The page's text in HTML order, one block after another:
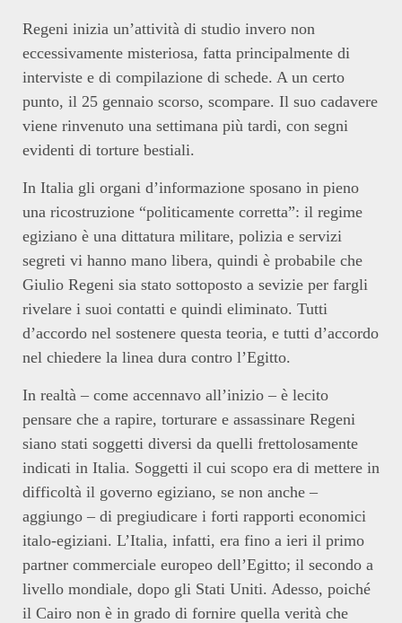
Regeni inizia un’attività di studio invero non
eccessivamente misteriosa, fatta principalmente di
interviste e di compilazione di schede. A un certo
punto, il 25 gennaio scorso, scompare. Il suo cadavere
viene rinvenuto una settimana più tardi, con segni
evidenti di torture bestiali.
In Italia gli organi d’informazione sposano in pieno
una ricostruzione “politicamente corretta”: il regime
egiziano è una dittatura militare, polizia e servizi
segreti vi hanno mano libera, quindi è probabile che
Giulio Regeni sia stato sottoposto a sevizie per fargli
rivelare i suoi contatti e quindi eliminato. Tutti
d’accordo nel sostenere questa teoria, e tutti d’accordo
nel chiedere la linea dura contro l’Egitto.
In realtà – come accennavo all’inizio – è lecito
pensare che a rapire, torturare e assassinare Regeni
siano stati soggetti diversi da quelli frettolosamente
indicati in Italia. Soggetti il cui scopo era di mettere in
difficoltà il governo egiziano, se non anche –
aggiungo – di pregiudicare i forti rapporti economici
italo-egiziani. L’Italia, infatti, era fino a ieri il primo
partner commerciale europeo dell’Egitto; il secondo a
livello mondiale, dopo gli Stati Uniti. Adesso, poiché
il Cairo non è in grado di fornire quella verità che